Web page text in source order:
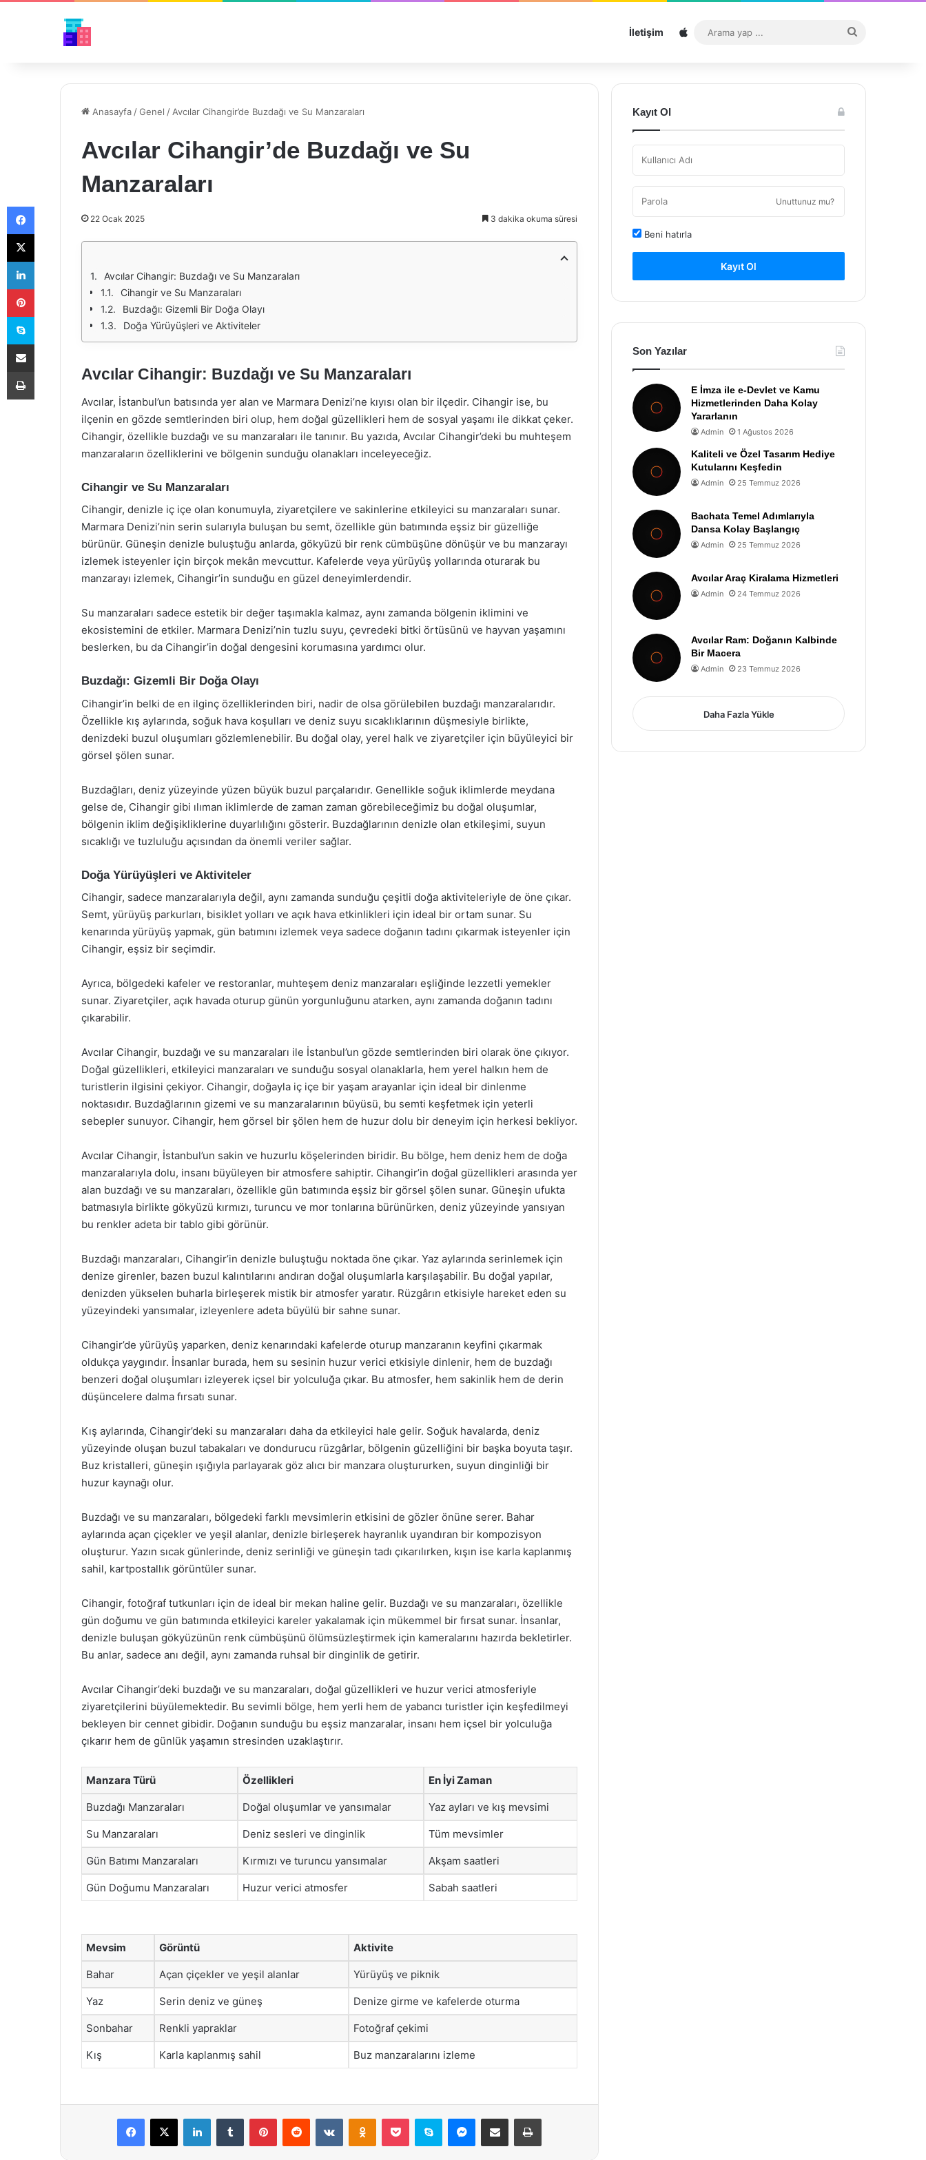
İletişim Sitemap
...
Anasayfa /Genel / Avcılar Cihangir’de Buzdağı ve Su Manzaraları
Avcılar Cihangir’de Buzdağı ve Su
Manzaraları
22 Ocak 2025 3 dakika okuma süresi
Avcılar Cihangir: Buzdağı ve Su Manzaraları
Cihangir ve Su Manzaraları
Buzdağı: Gizemli Bir Doğa Olayı
Doğa Yürüyüşleri ve Aktiviteler
Avcılar Cihangir: Buzdağı ve Su Manzaraları
Avcılar, İstanbul’un batısında yer alan ve Marmara Denizi’ne kıyısı olan bir ilçedir. Cihangir ise, bu
ilçenin en gözde semtlerinden biri olup, hem doğal güzellikleri hem de sosyal yaşamı ile dikkat çeker.
Cihangir, özellikle buzdağı ve su manzaraları ile tanınır. Bu yazıda, Avcılar Cihangir’deki bu muhteşem
manzaraların özelliklerini ve bölgenin sunduğu olanakları inceleyeceğiz.
Cihangir ve Su Manzaraları
Cihangir, denizle iç içe olan konumuyla, ziyaretçilere ve sakinlerine etkileyici su manzaraları sunar.
Marmara Denizi’nin serin sularıyla buluşan bu semt, özellikle gün batımında eşsiz bir güzelliğe
bürünür. Güneşin denizle buluştuğu anlarda, gökyüzü bir renk cümbüşüne dönüşür ve bu manzarayı
izlemek isteyenler için birçok mekân mevcuttur. Kafelerde veya yürüyüş yollarında oturarak bu
manzarayı izlemek, Cihangir’in sunduğu en güzel deneyimlerdendir.
Su manzaraları sadece estetik bir değer taşımakla kalmaz, aynı zamanda bölgenin iklimini ve
ekosistemini de etkiler. Marmara Denizi’nin tuzlu suyu, çevredeki bitki örtüsünü ve hayvan yaşamını
beslerken, bu da Cihangir’in doğal dengesini korumasına yardımcı olur.
Buzdağı: Gizemli Bir Doğa Olayı
Cihangir’in belki de en ilginç özelliklerinden biri, nadir de olsa görülebilen buzdağı manzaralarıdır.
Özellikle kış aylarında, soğuk hava koşulları ve deniz suyu sıcaklıklarının düşmesiyle birlikte,
denizdeki buzul oluşumları gözlemlenebilir. Bu doğal olay, yerel halk ve ziyaretçiler için büyüleyici bir
görsel şölen sunar.
Buzdağları, deniz yüzeyinde yüzen büyük buzul parçalarıdır. Genellikle soğuk iklimlerde meydana
gelse de, Cihangir gibi ılıman iklimlerde de zaman zaman görebileceğimiz bu doğal oluşumlar,
bölgenin iklim değişikliklerine duyarlılığını gösterir. Buzdağlarının denizle olan etkileşimi, suyun
sıcaklığı ve tuzluluğu açısından da önemli veriler sağlar.
Doğa Yürüyüşleri ve Aktiviteler
Cihangir, sadece manzaralarıyla değil, aynı zamanda sunduğu çeşitli doğa aktiviteleriyle de öne çıkar.
Semt, yürüyüş parkurları, bisiklet yolları ve açık hava etkinlikleri için ideal bir ortam sunar. Su
kenarında yürüyüş yapmak, gün batımını izlemek veya sadece doğanın tadını çıkarmak isteyenler için
Cihangir, eşsiz bir seçimdir.
Ayrıca, bölgedeki kafeler ve restoranlar, muhteşem deniz manzaraları eşliğinde lezzetli yemekler
sunar. Ziyaretçiler, açık havada oturup günün yorgunluğunu atarken, aynı zamanda doğanın tadını
çıkarabilir.
Avcılar Cihangir, buzdağı ve su manzaraları ile İstanbul’un gözde semtlerinden biri olarak öne çıkıyor.
Doğal güzellikleri, etkileyici manzaraları ve sunduğu sosyal olanaklarla, hem yerel halkın hem de
turistlerin ilgisini çekiyor. Cihangir, doğayla iç içe bir yaşam arayanlar için ideal bir dinlenme
noktasıdır. Buzdağlarının gizemi ve su manzaralarının büyüsü, bu semti keşfetmek için yeterli
sebepler sunuyor. Cihangir, hem görsel bir şölen hem de huzur dolu bir deneyim için herkesi bekliyor.
Avcılar Cihangir, İstanbul’un sakin ve huzurlu köşelerinden biridir. Bu bölge, hem deniz hem de doğa
manzaralarıyla dolu, insanı büyüleyen bir atmosfere sahiptir. Cihangir’in doğal güzellikleri arasında yer
alan buzdağı ve su manzaraları, özellikle gün batımında eşsiz bir görsel şölen sunar. Güneşin ufukta
batmasıyla birlikte gökyüzü kırmızı, turuncu ve mor tonlarına bürünürken, deniz yüzeyinde yansıyan
bu renkler adeta bir tablo gibi görünür.
Buzdağı manzaraları, Cihangir’in denizle buluştuğu noktada öne çıkar. Yaz aylarında serinlemek için
denize girenler, bazen buzul kalıntılarını andıran doğal oluşumlarla karşılaşabilir. Bu doğal yapılar,
denizden yükselen buharla birleşerek mistik bir atmosfer yaratır. Rüzgârın etkisiyle hareket eden su
yüzeyindeki yansımalar, izleyenlere adeta büyülü bir sahne sunar.
Cihangir’de yürüyüş yaparken, deniz kenarındaki kafelerde oturup manzaranın keyfini çıkarmak
oldukça yaygındır. İnsanlar burada, hem su sesinin huzur verici etkisiyle dinlenir, hem de buzdağı
benzeri doğal oluşumları izleyerek içsel bir yolculuğa çıkar. Bu atmosfer, hem sakinlik hem de derin
düşüncelere dalma fırsatı sunar.
Kış aylarında, Cihangir’deki su manzaraları daha da etkileyici hale gelir. Soğuk havalarda, deniz
yüzeyinde oluşan buzul tabakaları ve dondurucu rüzgârlar, bölgenin güzelliğini bir başka boyuta taşır.
Buz kristalleri, güneşin ışığıyla parlayarak göz alıcı bir manzara oluştururken, suyun dinginliği bir
huzur kaynağı olur.
Buzdağı ve su manzaraları, bölgedeki farklı mevsimlerin etkisini de gözler önüne serer. Bahar
aylarında açan çiçekler ve yeşil alanlar, denizle birleşerek hayranlık uyandıran bir kompozisyon
oluşturur. Yazın sıcak günlerinde, deniz serinliği ve güneşin tadı çıkarılırken, kışın ise karla kaplanmış
sahil, kartpostallık görüntüler sunar.
Cihangir, fotoğraf tutkunları için de ideal bir mekan haline gelir. Buzdağı ve su manzaraları, özellikle
gün doğumu ve gün batımında etkileyici kareler yakalamak için mükemmel bir fırsat sunar. İnsanlar,
denizle buluşan gökyüzünün renk cümbüşünü ölümsüzleştirmek için kameralarını hazırda bekletirler.
Bu anlar, sadece anı değil, aynı zamanda ruhsal bir dinginlik de getirir.
Avcılar Cihangir’deki buzdağı ve su manzaraları, doğal güzellikleri ve huzur verici atmosferiyle
ziyaretçilerini büyülemektedir. Bu sevimli bölge, hem yerli hem de yabancı turistler için keşfedilmeyi
bekleyen bir cennet gibidir. Doğanın sunduğu bu eşsiz manzaralar, insanı hem içsel bir yolculuğa
çıkarır hem de günlük yaşamın stresinden uzaklaştırır.
Manzara Türü Özellikleri En İyi Zaman
Buzdağı Manzaraları Doğal oluşumlar ve yansımalar Yaz ayları ve kış mevsimi
Su Manzaraları Deniz sesleri ve dinginlik Tüm mevsimler
Gün Batımı Manzaraları Kırmızı ve turuncu yansımalar Akşam saatleri
Gün Doğumu Manzaraları Huzur verici atmosfer Sabah saatleri
Mevsim Görüntü Aktivite
Bahar Açan çiçekler ve yeşil alanlar Yürüyüş ve piknik
Yaz Serin deniz ve güneş Denize girme ve kafelerde oturma
Sonbahar Renkli yapraklar Fotoğraf çekimi
Kış Karla kaplanmış sahil Buz manzaralarını izleme
Facebook
X LinkedInTumblr PinterestReddit VKontakteOdnoklassniki
Pocket Skype Messenger
E-Posta ile paylaş Yazdır
Kayıt Ol
Unuttunuz mu?
Beni hatırla
Kayıt Ol
Son Yazılar
E İmza ile e-Devlet ve Kamu
Hizmetlerinden Daha Kolay
Yararlanın
Admin 1 Ağustos 2026
Kaliteli ve Özel Tasarım Hediye
Kutularını Keşfedin
Admin 25 Temmuz 2026
Bachata Temel Adımlarıyla
Dansa Kolay Başlangıç
Admin 25 Temmuz 2026
Avcılar Araç Kiralama Hizmetleri
Admin 24 Temmuz 2026
Avcılar Ram: Doğanın Kalbinde
Bir Macera
Admin 23 Temmuz 2026
Daha Fazla Yükle
Facebook
X
LinkedIn
Pinterest
Skype
E-Posta ile paylaş